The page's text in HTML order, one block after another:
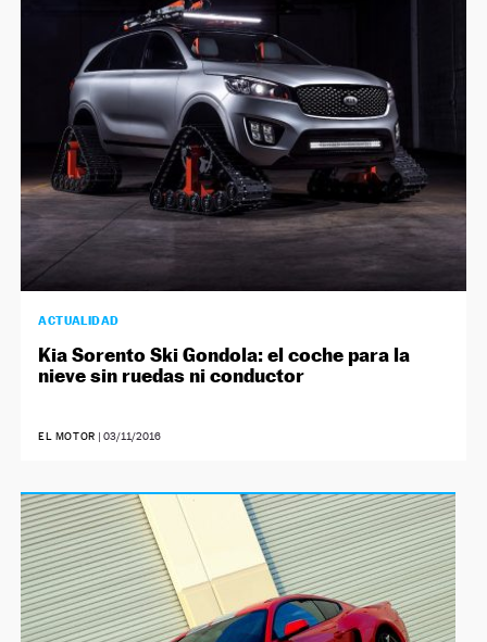
ACTUALIDAD
Kia Sorento Ski Gondola: el coche para la
nieve sin ruedas ni conductor
EL MOTOR | 03/11/2016